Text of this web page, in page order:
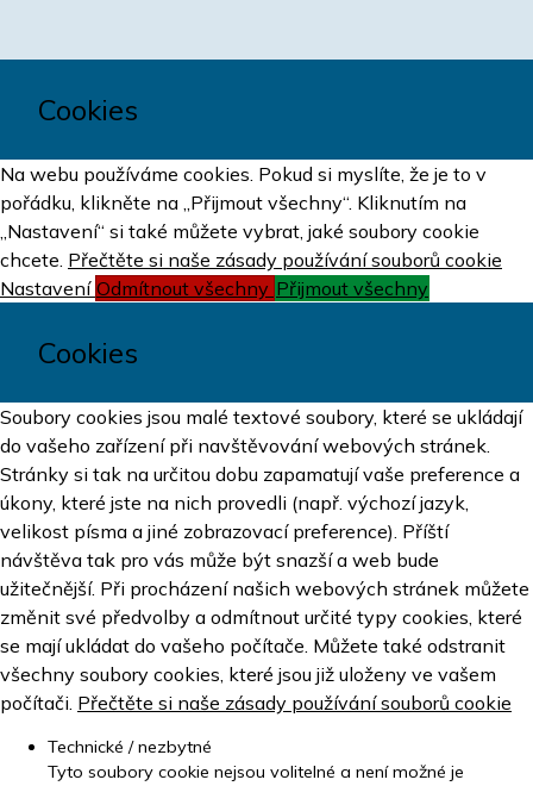
Cookies
Na webu používáme cookies. Pokud si myslíte, že je to v
pořádku, klikněte na „Přijmout všechny“. Kliknutím na
„Nastavení“ si také můžete vybrat, jaké soubory cookie
chcete. Přečtěte si naše zásady používání souborů cookie
Nastavení Odmítnout všechny Přijmout všechny
Cookies
Soubory cookies jsou malé textové soubory, které se ukládají
do vašeho zařízení při navštěvování webových stránek.
Stránky si tak na určitou dobu zapamatují vaše preference a
úkony, které jste na nich provedli (např. výchozí jazyk,
velikost písma a jiné zobrazovací preference). Příští
návštěva tak pro vás může být snazší a web bude
užitečnější. Při procházení našich webových stránek můžete
změnit své předvolby a odmítnout určité typy cookies, které
se mají ukládat do vašeho počítače. Můžete také odstranit
všechny soubory cookies, které jsou již uloženy ve vašem
počítači. Přečtěte si naše zásady používání souborů cookie
Technické / nezbytné
Tyto soubory cookie nejsou volitelné a není možné je